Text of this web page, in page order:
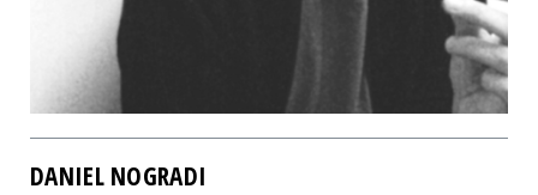
DANIEL NOGRADI